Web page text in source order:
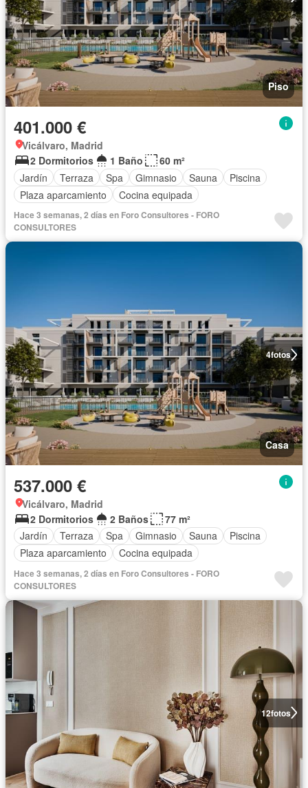
Piso
401.000 €
Vicálvaro, Madrid
2 Dormitorios
1 Baño
60 m²
Jardín
Terraza Spa Gimnasio Sauna
Piscina
Plaza aparcamiento
Cocina equipada
Hace 3 semanas, 2 días en Foro Consultores - FORO
CONSULTORES
4fotos
Casa
537.000 €
Vicálvaro, Madrid
2 Dormitorios
2 Baños
77 m²
Jardín
Terraza Spa Gimnasio Sauna
Piscina
Plaza aparcamiento
Cocina equipada
Hace 3 semanas, 2 días en Foro Consultores - FORO
CONSULTORES
12fotos